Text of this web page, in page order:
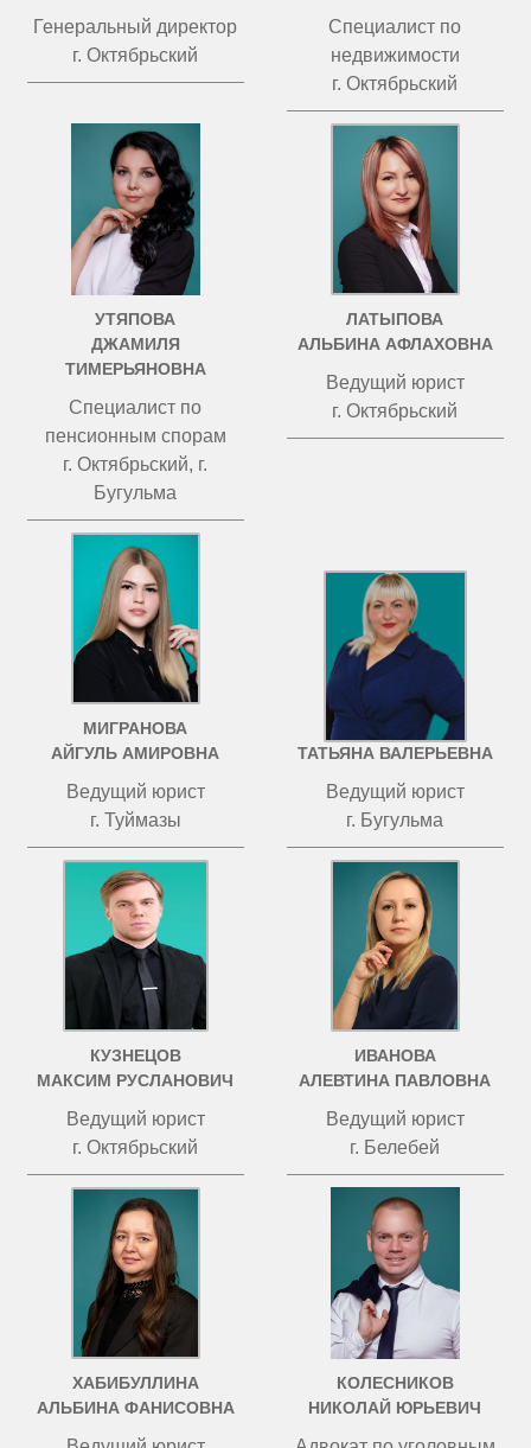
Генеральный директор
г. Октябрьский
Специалист по
недвижимости
г. Октябрьский
УТЯПОВА
ДЖАМИЛЯ
ТИМЕРЬЯНОВНА
Специалист по
пенсионным спорам
г. Октябрьский, г.
Бугульма
ЛАТЫПОВА
АЛЬБИНА АФЛАХОВНА
Ведущий юрист
г. Октябрьский
МИГРАНОВА
АЙГУЛЬ АМИРОВНА
Ведущий юрист
г. Туймазы
ЧИСТОВА
ТАТЬЯНА ВАЛЕРЬЕВНА
Ведущий юрист
г. Бугульма
КУЗНЕЦОВ
МАКСИМ РУСЛАНОВИЧ
Ведущий юрист
г. Октябрьский
ИВАНОВА
АЛЕВТИНА ПАВЛОВНА
Ведущий юрист
г. Белебей
ХАБИБУЛЛИНА
АЛЬБИНА ФАНИСОВНА
КОЛЕСНИКОВ
НИКОЛАЙ ЮРЬЕВИЧ